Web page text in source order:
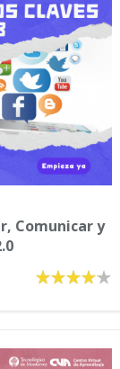
Comunicar y